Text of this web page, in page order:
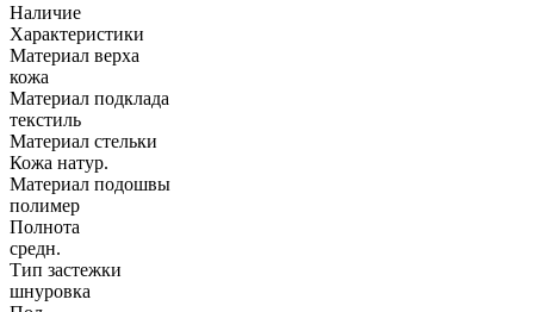
Наличие
Характеристики
Материал верха
кожа
Материал подклада
текстиль
Материал стельки
Кожа натур.
Материал подошвы
полимер
Полнота
средн.
Тип застежки
шнуровка